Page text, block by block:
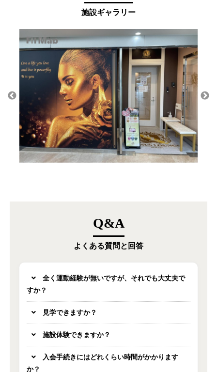
施設ギャラリー
Q&A
よくある質問と回答
全く運動経験が無いですが、それでも大丈夫で
すか？
見学できますか？
施設体験できますか？
入会手続きにはどれくらい時間がかかります
か？